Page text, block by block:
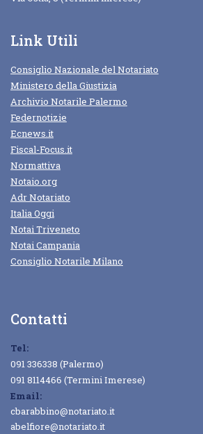
Link Utili
Consiglio Nazionale del Notariato
Ministero della Giustizia
Archivio Notarile Palermo
Federnotizie
Ecnews.it
Fiscal-Focus.it
Normattiva
Notaio.org
Adr Notariato
Italia Oggi
Notai Triveneto
Notai Campania
Consiglio Notarile Milano
Contatti
Tel:
091 336338 (Palermo)
091 8114466 (Termini Imerese)
Email:
cbarabbino@notariato.it
abelfiore@notariato.it